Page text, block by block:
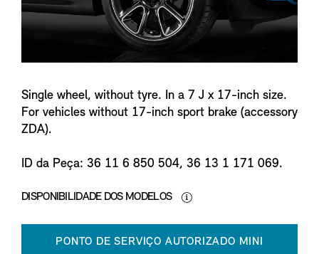
Single wheel, without tyre. In a 7 J x 17-inch size.
For vehicles without 17-inch sport brake (accessory
ZDA).
ID da Peça: 36 11 6 850 504, 36 13 1 171 069.
DISPONIBILIDADE DOS MODELOS
PONTO DE SERVIÇO AUTORIZADO MINI